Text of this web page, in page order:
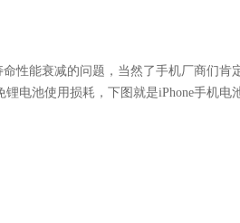
性能衰减的问题，当然了手机厂商们肯
电池使用损耗，下图就是iPhone手机电